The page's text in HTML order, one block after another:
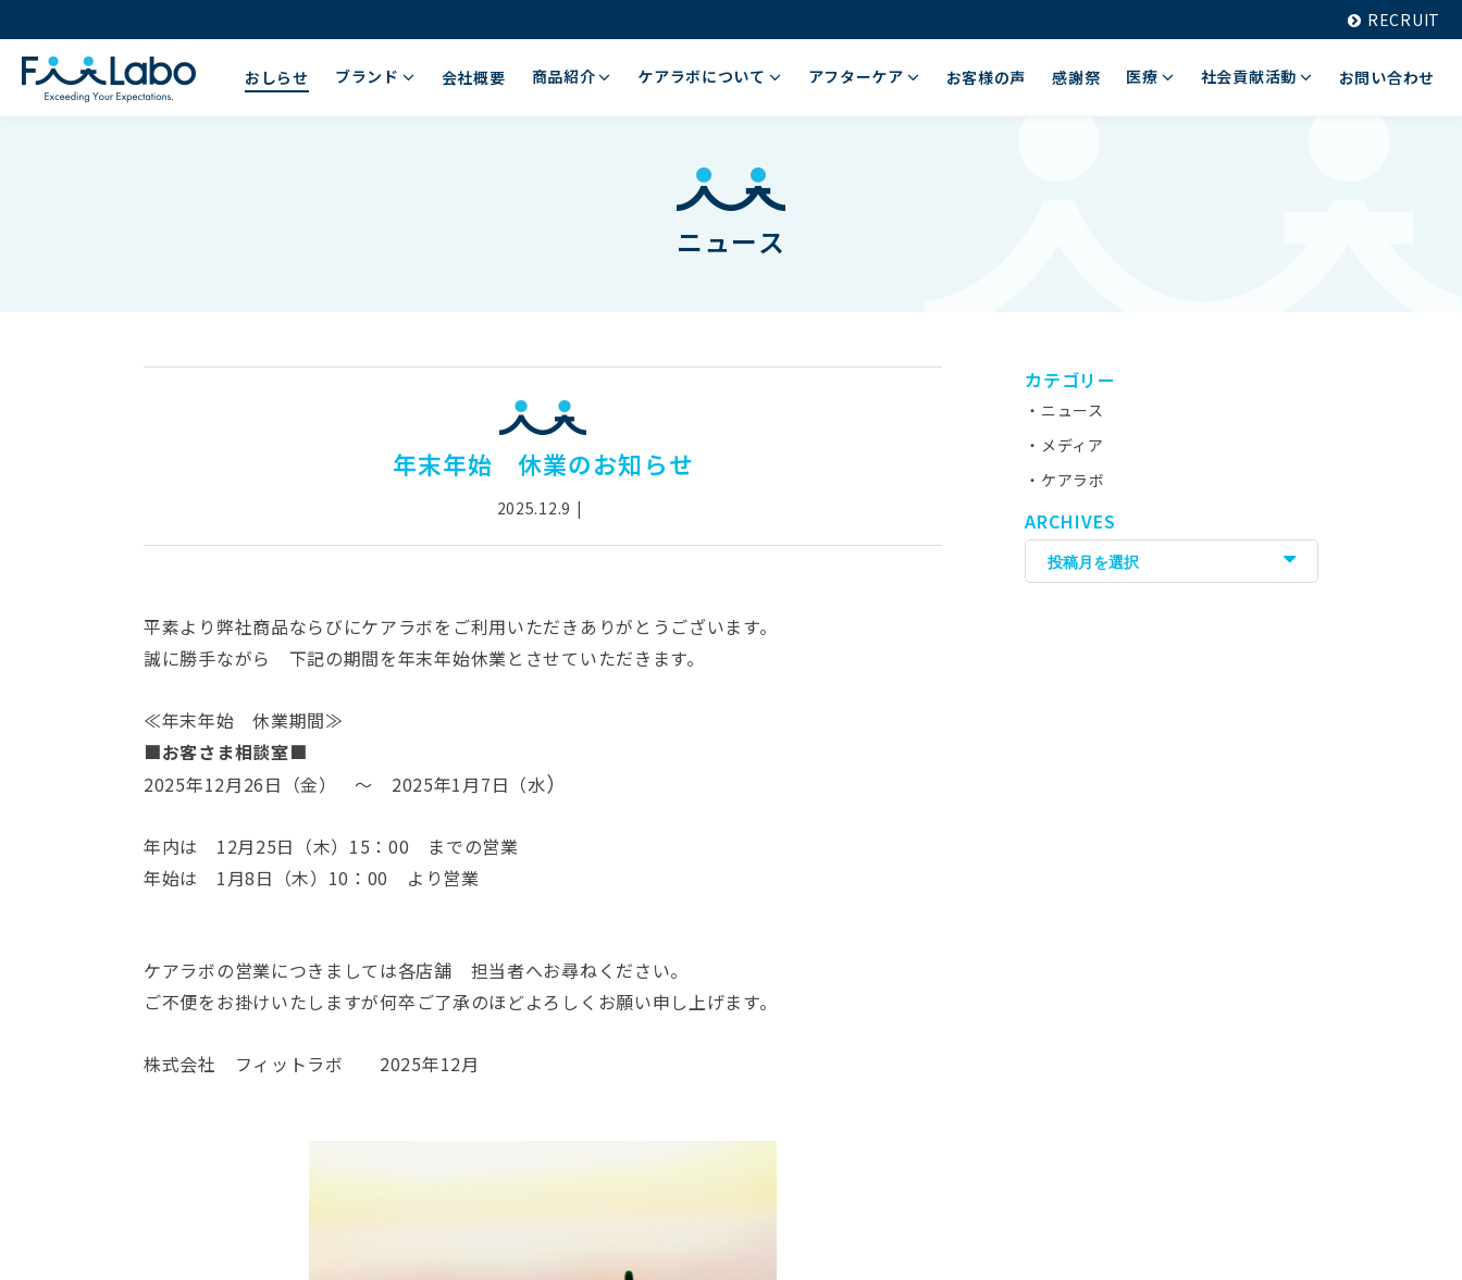
RECRUIT
おしらせ ブランド 会社概要 商品紹介 ケアラボについて アフターケア お客様の声 感謝祭 医療 社会貢献活動 お問い合わせ
ニュース
年末年始 休業のお知らせ
2025.12.9
平素より弊社商品ならびにケアラボをご利用いただきありがとうございます。
誠に勝手ながら 下記の期間を年末年始休業とさせていただきます。
≪年末年始 休業期間≫
■お客さま相談室■
2025年12月26日（金） ～ 2025年1月7日（水）
年内は 12月25日（木）15：00 までの営業
年始は 1月8日（木）10：00 より営業
ケアラボの営業につきましては各店舗 担当者へお尋ねください。
ご不便をお掛けいたしますが何卒ご了承のほどよろしくお願い申し上げます。
株式会社 フィットラボ 2025年12月
カテゴリー
ニュース
メディア
ケアラボ
ARCHIVES